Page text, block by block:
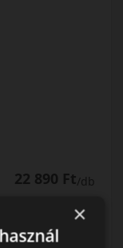
22 890 Ft/db
×